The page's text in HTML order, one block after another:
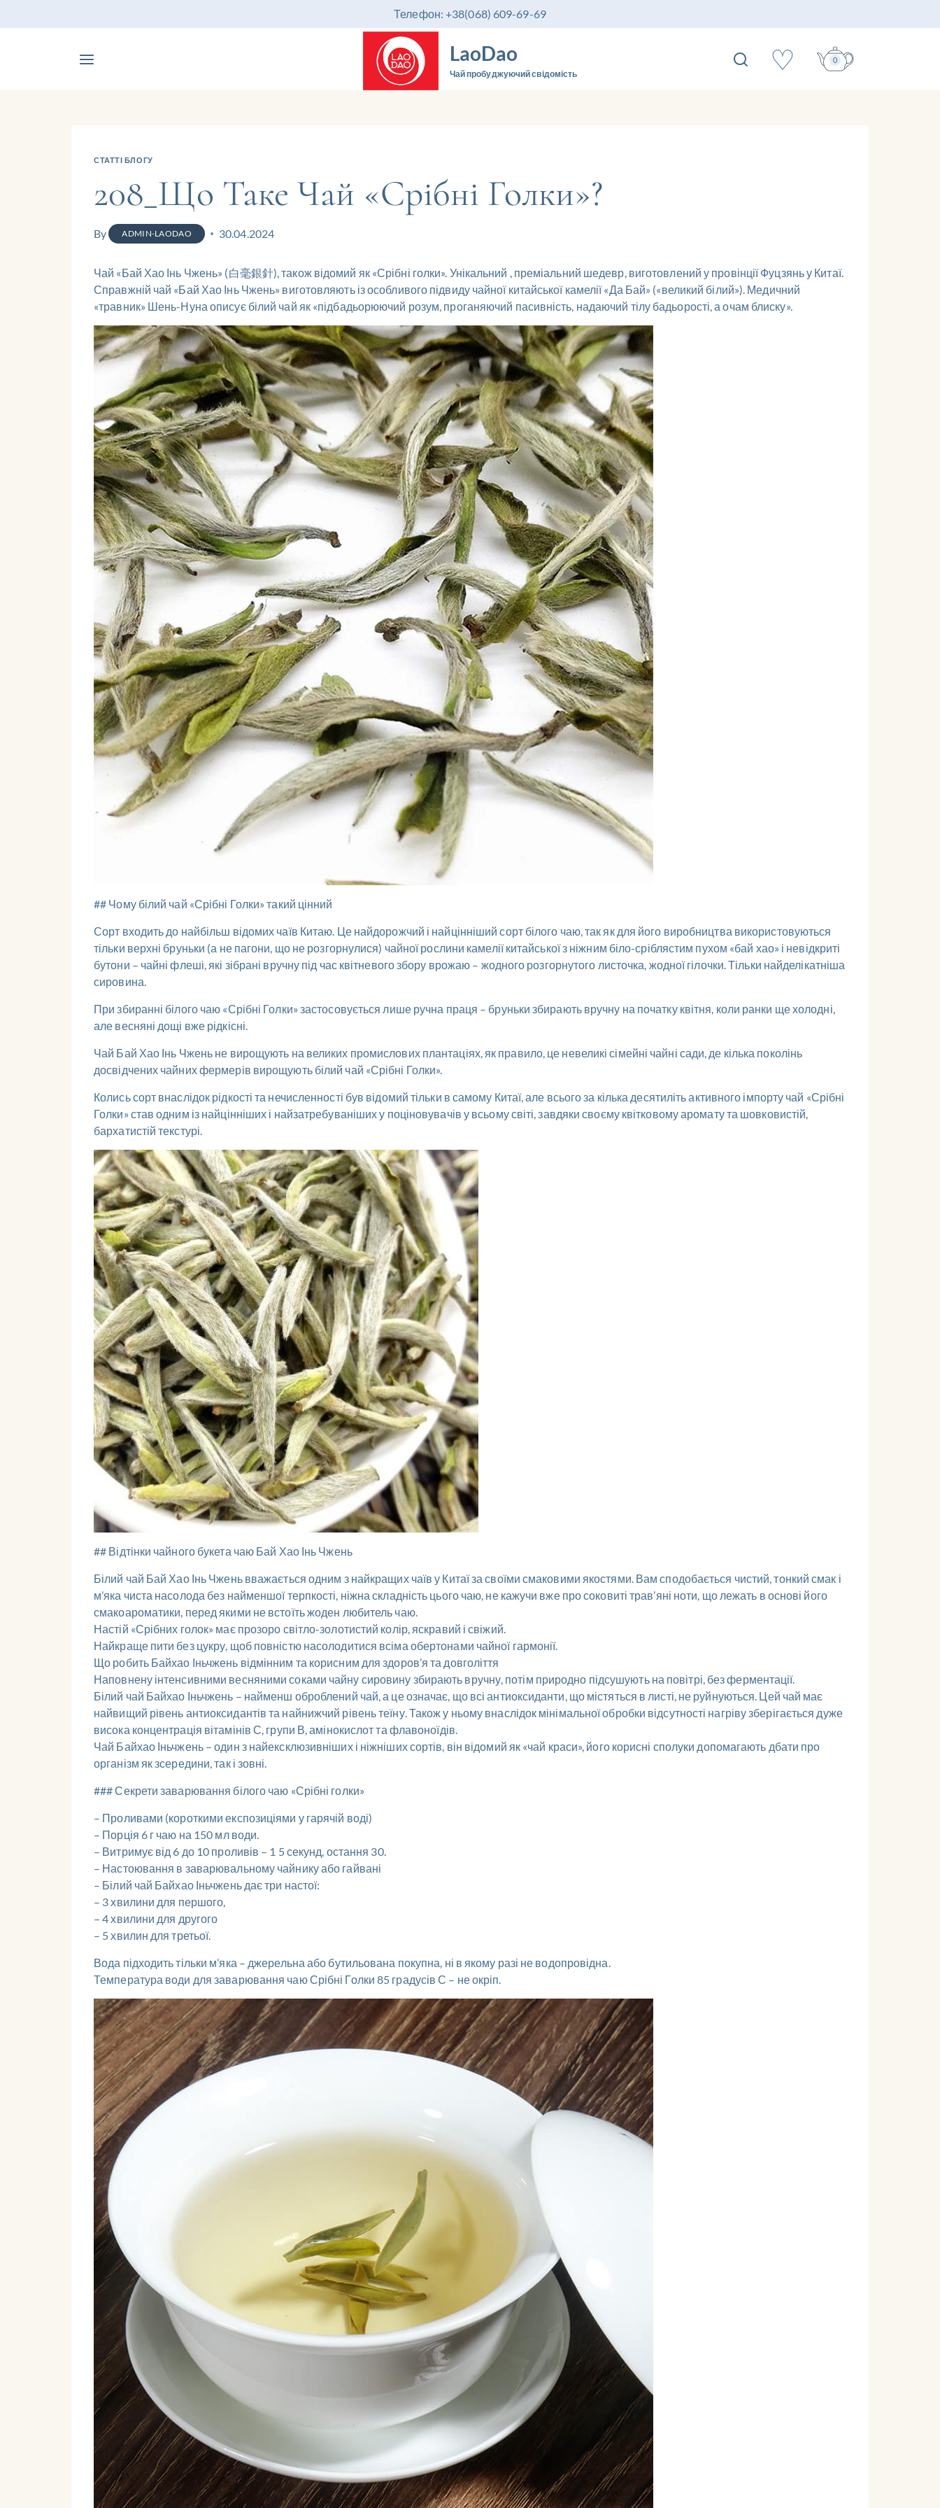
Телефон: +38(068) 609-69-69
LaoDao
Чай пробуджуючий свідомість ♡ 0
СТАТТІ БЛОГУ
208_Що Таке Чай «Срібні Голки»?
By ADMIN-LAODAO 30.04.2024
Чай «Бай Хао Інь Чжень» (白毫銀針), також відомий як «Срібні голки». Унікальний , преміальний шедевр, виготовлений у провінції Фуцзянь у Китаї.
Справжній чай «Бай Хао Інь Чжень» виготовляють із особливого підвиду чайної китайської камелії «Да Бай» («великий білий»). Медичний
«травник» Шень-Нуна описує білий чай як «підбадьорюючий розум, проганяючий пасивність, надаючий тілу бадьорості, а очам блиску».
## Чому білий чай «Срібні Голки» такий цінний
Сорт входить до найбільш відомих чаїв Китаю. Це найдорожчий і найцінніший сорт білого чаю, так як для його виробництва використовуються
тільки верхні бруньки (а не пагони, що не розгорнулися) чайної рослини камелії китайської з ніжним біло-сріблястим пухом «бай хао» і невідкриті
бутони – чайні флеші, які зібрані вручну під час квітневого збору врожаю – жодного розгорнутого листочка, жодної гілочки. Тільки найделікатніша
сировина.
При збиранні білого чаю «Срібні Голки» застосовується лише ручна праця – бруньки збирають вручну на початку квітня, коли ранки ще холодні,
але весняні дощі вже рідкісні.
Чай Бай Хао Інь Чжень не вирощують на великих промислових плантаціях, як правило, це невеликі сімейні чайні сади, де кілька поколінь
досвідчених чайних фермерів вирощують білий чай «Срібні Голки».
Колись сорт внаслідок рідкості та нечисленності був відомий тільки в самому Китаї, але всього за кілька десятиліть активного імпорту чай «Срібні
Голки» став одним із найцінніших і найзатребуваніших у поціновувачів у всьому світі, завдяки своєму квітковому аромату та шовковистій,
бархатистій текстурі.
## Відтінки чайного букета чаю Бай Хао Інь Чжень
Білий чай Бай Хао Інь Чжень вважається одним з найкращих чаїв у Китаї за своїми смаковими якостями. Вам сподобається чистий, тонкий смак і
м’яка чиста насолода без найменшої терпкості, ніжна складність цього чаю, не кажучи вже про соковиті трав’яні ноти, що лежать в основі його
смакоароматики, перед якими не встоїть жоден любитель чаю.
Настій «Срібних голок» має прозоро світло-золотистий колір, яскравий і свіжий.
Найкраще пити без цукру, щоб повністю насолодитися всіма обертонами чайної гармонії.
Що робить Байхао Іньчжень відмінним та корисним для здоров’я та довголіття
Наповнену інтенсивними весняними соками чайну сировину збирають вручну, потім природно підсушують на повітрі, без ферментації.
Білий чай Байхао Іньчжень – найменш оброблений чай, а це означає, що всі антиоксиданти, що містяться в листі, не руйнуються. Цей чай має
найвищий рівень антиоксидантів та найнижчий рівень теїну. Також у ньому внаслідок мінімальної обробки відсутності нагріву зберігається дуже
висока концентрація вітамінів С, групи В, амінокислот та флавоноїдів.
Чай Байхао Іньчжень – один з найексклюзивніших і ніжніших сортів, він відомий як «чай краси», його корисні сполуки допомагають дбати про
організм як зсередини, так і зовні.
### Секрети заварювання білого чаю «Срібні голки»
– Проливами (короткими експозиціями у гарячій воді)
– Порція 6 г чаю на 150 мл води.
– Витримує від 6 до 10 проливів – 1 5 секунд, остання 30.
– Настоювання в заварювальному чайнику або гайвані
– Білий чай Байхао Іньчжень дає три настої:
– 3 хвилини для першого,
– 4 хвилини для другого
– 5 хвилин для третьої.
Вода підходить тільки м’яка – джерельна або бутильована покупна, ні в якому разі не водопровідна.
Температура води для заварювання чаю Срібні Голки 85 градусів С – не окріп.